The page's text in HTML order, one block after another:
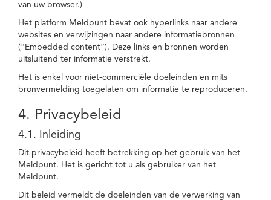
van uw browser.)
Het platform Meldpunt bevat ook hyperlinks naar andere
websites en verwijzingen naar andere informatiebronnen
(“Embedded content”). Deze links en bronnen worden
uitsluitend ter informatie verstrekt.
Het is enkel voor niet-commerciële doeleinden en mits
bronvermelding toegelaten om informatie te reproduceren.
4. Privacybeleid
4.1. Inleiding
Dit privacybeleid heeft betrekking op het gebruik van het
Meldpunt. Het is gericht tot u als gebruiker van het
Meldpunt.
Dit beleid vermeldt de doeleinden van de verwerking van